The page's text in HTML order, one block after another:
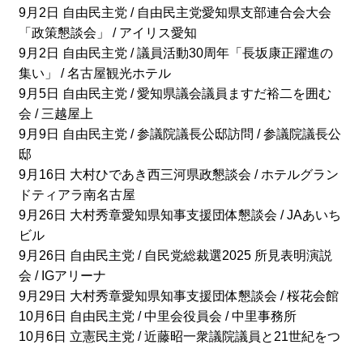
9月2日 自由民主党 / 自由民主党愛知県支部連合会大会
「政策懇談会」 / アイリス愛知
9月2日 自由民主党 / 議員活動30周年「長坂康正躍進の
集い」 / 名古屋観光ホテル
9月5日 自由民主党 / 愛知県議会議員ますだ裕二を囲む
会 / 三越屋上
9月9日 自由民主党 / 参議院議長公邸訪問 / 参議院議長公
邸
9月16日 大村ひであき西三河県政懇談会 / ホテルグラン
ドティアラ南名古屋
9月26日 大村秀章愛知県知事支援団体懇談会 / JAあいち
ビル
9月26日 自由民主党 / 自民党総裁選2025 所見表明演説
会 / IGアリーナ
9月29日 大村秀章愛知県知事支援団体懇談会 / 桜花会館
10月6日 自由民主党 / 中里会役員会 / 中里事務所
10月6日 立憲民主党 / 近藤昭一衆議院議員と21世紀をつ